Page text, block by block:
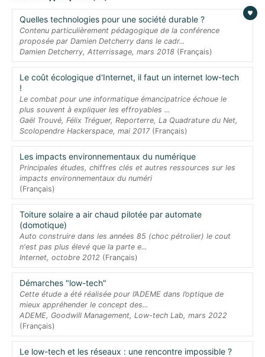
Quelles technologies pour une société durable ?
Contenu particulièrement pédagogique de la conférence
proposée par Damien Detcherry dans le cadr...
Damien Detcherry, Atterrissage, mars 2018 (Français)
Le coût écologique d'Internet, il faut un internet low-tech
!
Le combat pour une informatique émancipatrice échoue le
plus souvent à expliquer les effroyables ...
Gaël Trouvé, Félix Tréguer, Reporterre, La Quadrature du Net,
Scolopendre Hackerspace, mai 2017 (Français)
Les impacts environnementaux du numérique
Principales études, chiffres clés et autres ressources sur les
impacts environnementaux du numéri
(Français)
Toiture solaire a air chaud pilotée par automate
(domotique)
Auto construire dans les années 85 (choc pétrolier) le cout
n'est pas plus élevé que la parte e...
Internet, octobre 2012 (Français)
Démarches "low-tech"
Cette étude a été réalisée pour l’ADEME dans l’optique de
mieux appréhender le concept des...
ADEME, Goodwill Management, Low-tech Lab, mars 2022
(Français)
Le low-tech et les réseaux : une rencontre impossible ?